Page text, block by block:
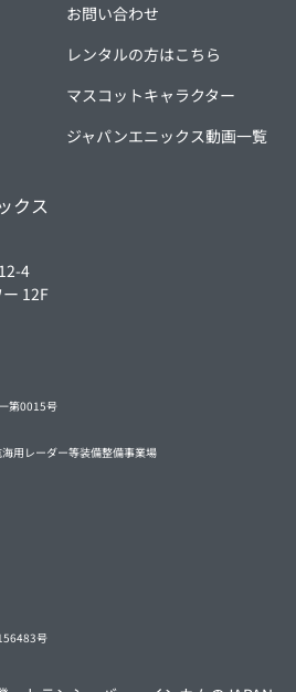
お問い合わせ
レンタルの方はこちら
マスコットキャラクター
ジャパンエニックス動画一覧
クス
4
12F
第0015号
用レーダー等装備整備事業場
号